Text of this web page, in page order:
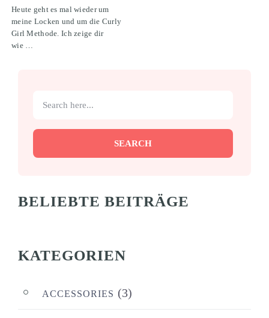
Heute geht es mal wieder um
meine Locken und um die Curly
Girl Methode. Ich zeige dir
wie …
SEARCH
BELIEBTE BEITRÄGE
KATEGORIEN
ACCESSORIES (3)